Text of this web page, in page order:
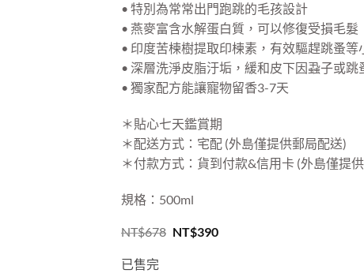
• 特別為常常出門跑跳的毛孩設計
• 燕麥富含水解蛋白質，可以修復受損毛髮
• 印度苦楝樹提取印楝素，有效驅趕跳蚤等
• 深層洗淨皮脂汙垢，緩和皮下因蝨子或跳
• 獨家配方能讓寵物留香3-7天
＊貼心七天鑑賞期
＊配送方式：宅配 (外島僅提供郵局配送)
＊付款方式：貨到付款&信用卡 (外島僅提
規格：500ml
NT$678 原
NT$390目
已售完